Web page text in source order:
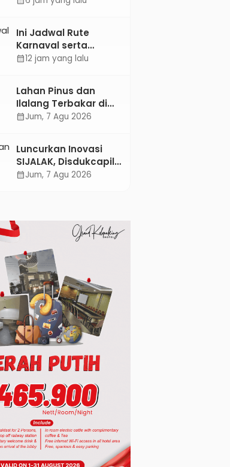
Desain Green
Gamification Based
M-Learning
Ini Jadwal Rute
Karnaval serta
Kebumen Fest
calendar_month12 jam yang lalu
Lahan Pinus dan
Ilalang Terbakar di
Kebumen, Aparat
Secara Manual
calendar_monthJum, 7 Agu 2026
Luncurkan Inovasi
SIJALAK, Disdukcapil
Kebumen Perkuat
calendar_monthJum, 7 Agu 2026